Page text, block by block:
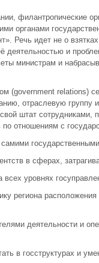
филантропические
органами
Речь идет не о
деятельностью и
министрам и
(government relations)
отраслевую группу
штат сотрудниками,
отношениям с
в сферах,
всех уровнях
региона расположения
деятельности и
в госструктурах и